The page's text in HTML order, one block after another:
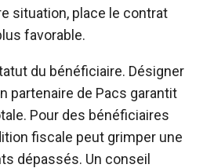
situation, place le contrat
favorable.
du bénéficiaire. Désigner
partenaire de Pacs garantit
Pour des bénéficiaires
fiscale peut grimper une
dépassés. Un conseil